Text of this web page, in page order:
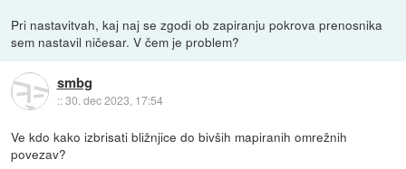
Pri nastavitvah, kaj naj se zgodi ob zapiranju pokrova prenosnika
sem nastavil ničesar. V čem je problem?
smbg
::30. dec 2023, 17:54
Ve kdo kako izbrisati bližnjice do bivših mapiranih omrežnih
povezav?